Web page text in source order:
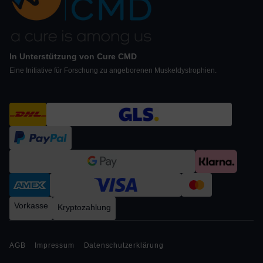
In Unterstützung von Cure CMD
Eine Initiative für Forschung zu angeborenen Muskeldystrophien.
Vorkasse Kryptozahlung
AGB Impressum Datenschutzerklärung